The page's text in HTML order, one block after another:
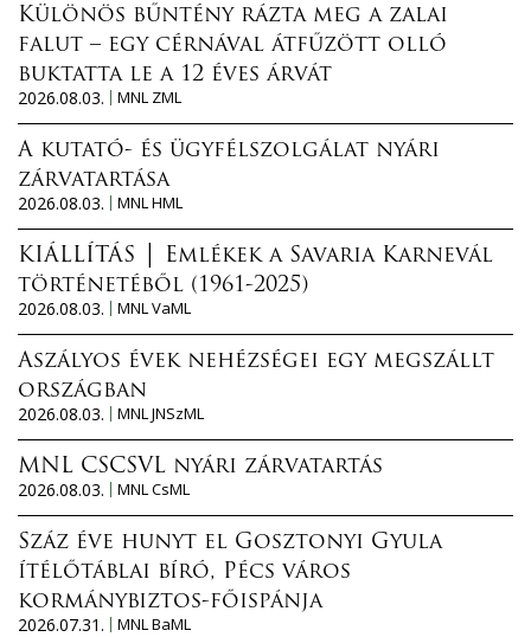
Különös bűntény rázta meg a zalai
falut – egy cérnával átfűzött olló
buktatta le a 12 éves árvát
2026.08.03.
MNL ZML
A kutató- és ügyfélszolgálat nyári
zárvatartása
2026.08.03.
MNL HML
KIÁLLÍTÁS │ Emlékek a Savaria Karnevál
történetéből (1961-2025)
2026.08.03.
MNL VaML
Aszályos évek nehézségei egy megszállt
országban
2026.08.03.
MNL JNSzML
MNL CSCSVL nyári zárvatartás
2026.08.03.
MNL CsML
Száz éve hunyt el Gosztonyi Gyula
ítélőtáblai bíró, Pécs város
kormánybiztos-főispánja
2026.07.31.
MNL BaML